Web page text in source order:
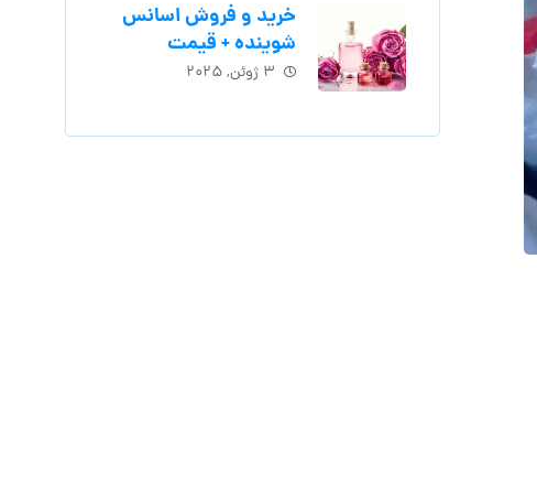
خرید و فروش اسانس
شوینده + قیمت
۳ ژوئن, ۲۰۲۵